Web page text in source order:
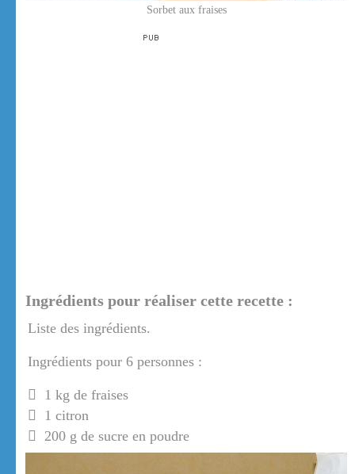
Sorbet aux fraises
Ingrédients pour réaliser cette recette :
Liste des ingrédients.
Ingrédients pour 6 personnes :
1 kg de fraises
1 citron
200 g de sucre en poudre